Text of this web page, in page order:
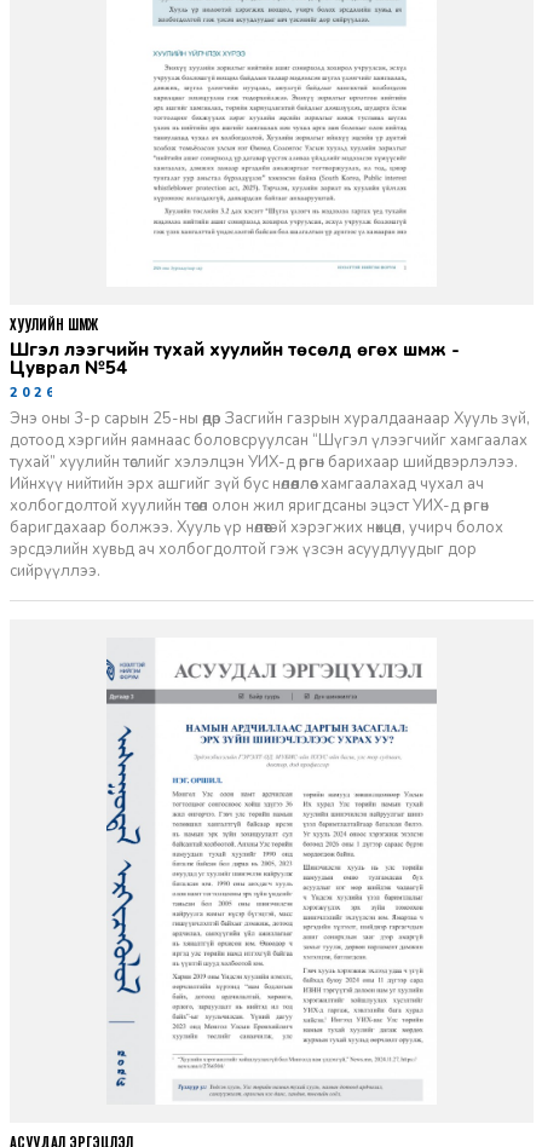
Шүгэл үлээгчийн тухай хуулийн төсөлд өгөх шүүмж -
Цуврал №54
2026-07-27
Энэ оны 3-р сарын 25-ны өдөр Засгийн газрын хуралдаанаар Хууль зүй,
дотоод хэргийн яамнаас боловсруулсан “Шүгэл үлээгчийг хамгаалах
тухай” хуулийн төслийг хэлэлцэн УИХ-д өргөн барихаар шийдвэрлэлээ.
Ийнхүү нийтийн эрх ашгийг зүй бус нөлөөллөөс хамгаалахад чухал ач
холбогдолтой хуулийн төсөл олон жил яригдсаны эцэст УИХ-д өргөн
баригдахаар болжээ. Хууль үр нөлөөтэй хэрэгжих нөхцөл, учирч болох
эрсдэлийн хувьд ач холбогдолтой гэж үзсэн асуудлуудыг дор
сийрүүллээ.
ХУУЛИЙН ШҮҮМЖ
АСУУДАЛ ЭРГЭЦҮҮЛЭЛ